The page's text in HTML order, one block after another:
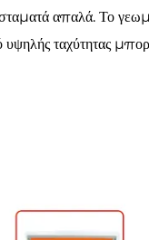
απαλά. Το
ταχύτητας